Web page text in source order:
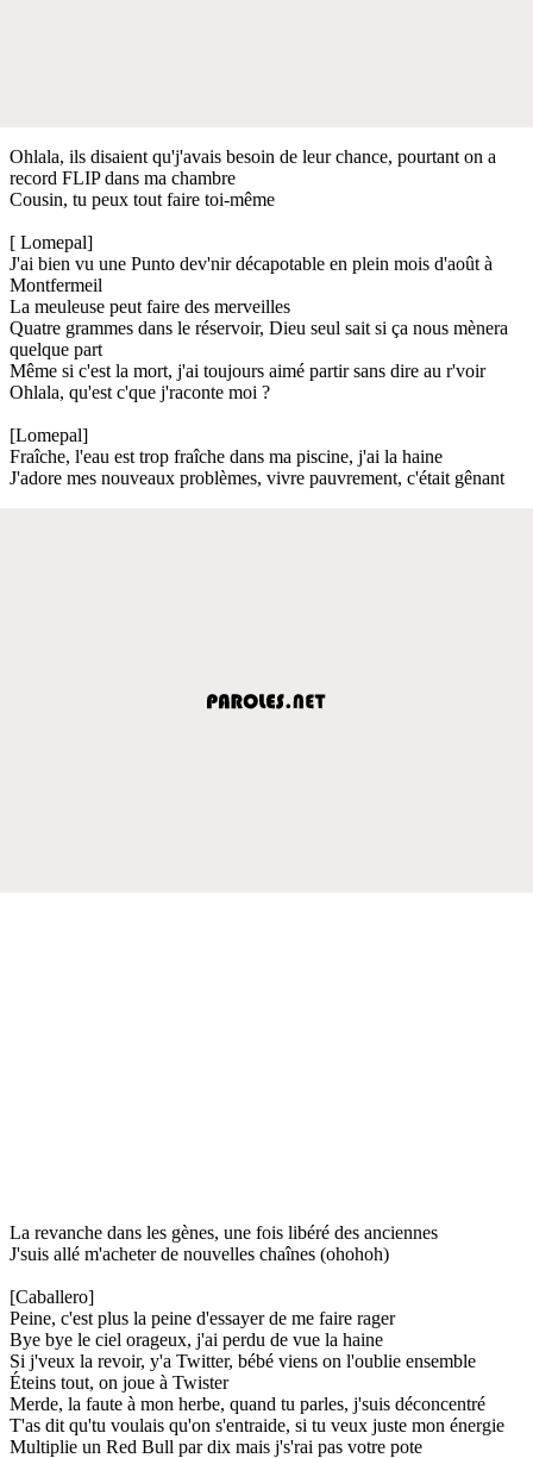
Ohlala, ils disaient qu'j'avais besoin de leur chance, pourtant on a
record FLIP dans ma chambre
Cousin, tu peux tout faire toi-même
[ Lomepal]
J'ai bien vu une Punto dev'nir décapotable en plein mois d'août à
Montfermeil
La meuleuse peut faire des merveilles
Quatre grammes dans le réservoir, Dieu seul sait si ça nous mènera
quelque part
Même si c'est la mort, j'ai toujours aimé partir sans dire au r'voir
Ohlala, qu'est c'que j'raconte moi ?
[Lomepal]
Fraîche, l'eau est trop fraîche dans ma piscine, j'ai la haine
J'adore mes nouveaux problèmes, vivre pauvrement, c'était gênant
La revanche dans les gènes, une fois libéré des anciennes
J'suis allé m'acheter de nouvelles chaînes (ohohoh)
[Caballero]
Peine, c'est plus la peine d'essayer de me faire rager
Bye bye le ciel orageux, j'ai perdu de vue la haine
Si j'veux la revoir, y'a Twitter, bébé viens on l'oublie ensemble
Éteins tout, on joue à Twister
Merde, la faute à mon herbe, quand tu parles, j'suis déconcentré
T'as dit qu'tu voulais qu'on s'entraide, si tu veux juste mon énergie
Multiplie un Red Bull par dix mais j's'rai pas votre pote